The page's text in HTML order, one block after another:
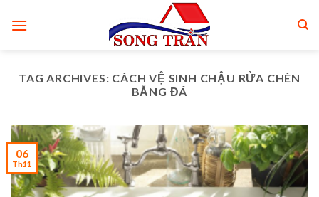
TAG ARCHIVES: CÁCH VỆ SINH CHẬU RỬA CHÉN
BẰNG ĐÁ
06
Th11